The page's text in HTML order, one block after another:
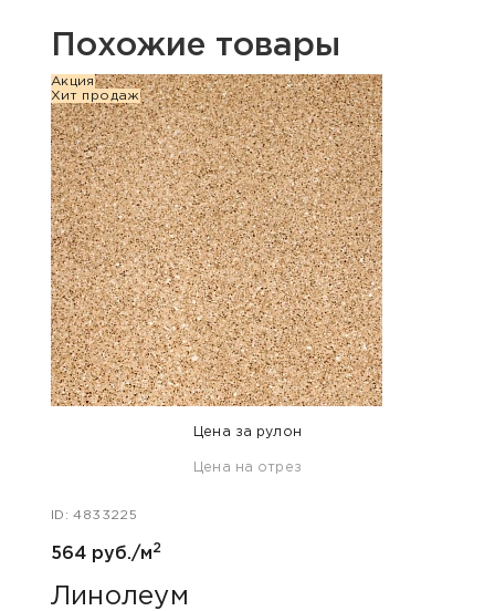
Похожие товары
Акция
Хит продаж
Цена за рулон
Цена на отрез
ID: 4833225
564 руб./м2
Линолеум